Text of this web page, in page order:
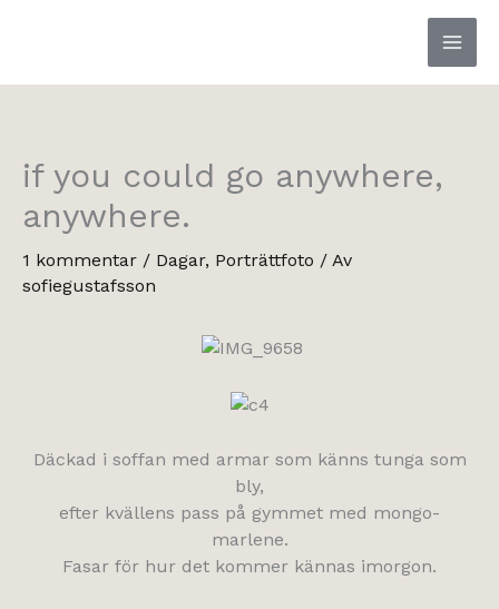
if you could go anywhere,
anywhere.
1 kommentar / Dagar, Porträttfoto / Av
sofiegustafsson
Däckad i soffan med armar som känns tunga som
bly,
efter kvällens pass på gymmet med mongo-
marlene.
Fasar för hur det kommer kännas imorgon.